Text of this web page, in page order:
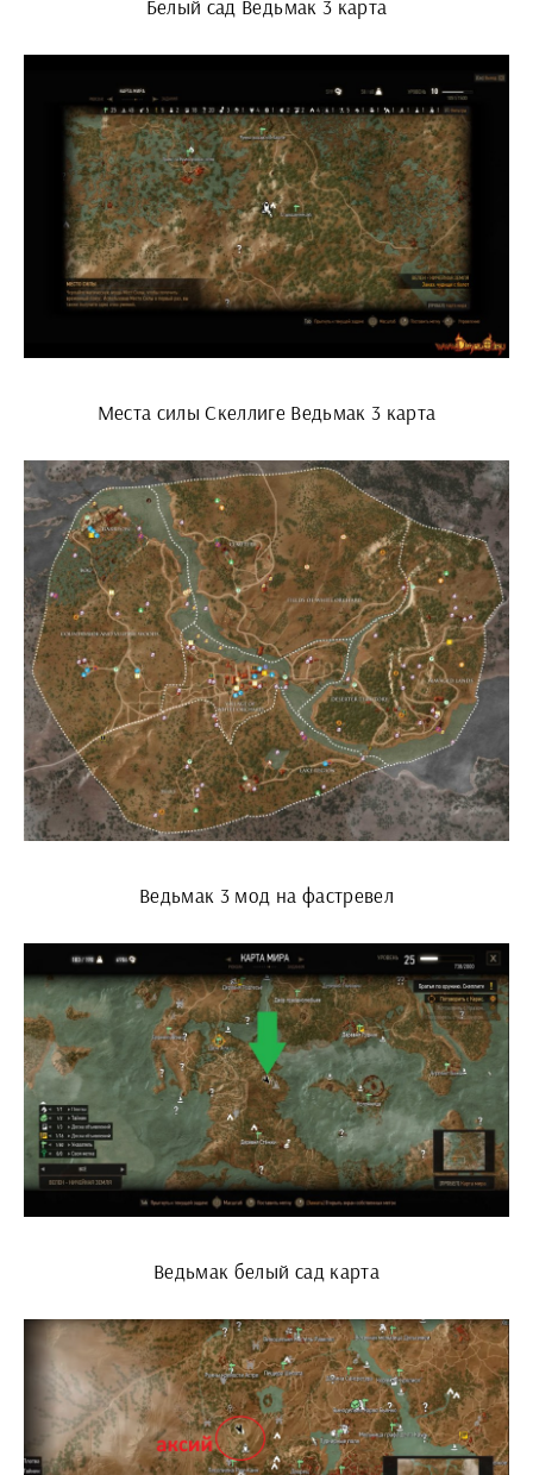
Белый сад Ведьмак 3 карта
Места силы Скеллиге Ведьмак 3 карта
Ведьмак 3 мод на фастревел
Ведьмак белый сад карта